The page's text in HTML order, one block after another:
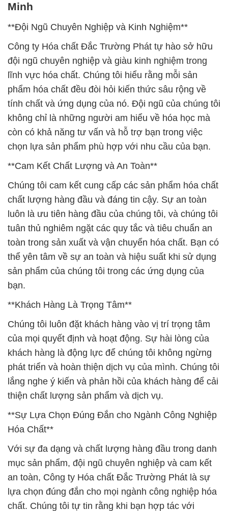
Minh
**Đội Ngũ Chuyên Nghiệp và Kinh Nghiệm**
Công ty Hóa chất Đắc Trường Phát tự hào sở hữu
đội ngũ chuyên nghiệp và giàu kinh nghiệm trong
lĩnh vực hóa chất. Chúng tôi hiểu rằng mỗi sản
phẩm hóa chất đều đòi hỏi kiến thức sâu rộng về
tính chất và ứng dụng của nó. Đội ngũ của chúng tôi
không chỉ là những người am hiểu về hóa học mà
còn có khả năng tư vấn và hỗ trợ bạn trong việc
chọn lựa sản phẩm phù hợp với nhu cầu của bạn.
**Cam Kết Chất Lượng và An Toàn**
Chúng tôi cam kết cung cấp các sản phẩm hóa chất
chất lượng hàng đầu và đáng tin cậy. Sự an toàn
luôn là ưu tiên hàng đầu của chúng tôi, và chúng tôi
tuân thủ nghiêm ngặt các quy tắc và tiêu chuẩn an
toàn trong sản xuất và vận chuyển hóa chất. Bạn có
thể yên tâm về sự an toàn và hiệu suất khi sử dụng
sản phẩm của chúng tôi trong các ứng dụng của
bạn.
**Khách Hàng Là Trọng Tâm**
Chúng tôi luôn đặt khách hàng vào vị trí trọng tâm
của mọi quyết định và hoạt động. Sự hài lòng của
khách hàng là động lực để chúng tôi không ngừng
phát triển và hoàn thiện dịch vụ của mình. Chúng tôi
lắng nghe ý kiến và phản hồi của khách hàng để cải
thiện chất lượng sản phẩm và dịch vụ.
**Sự Lựa Chọn Đúng Đắn cho Ngành Công Nghiệp
Hóa Chất**
Với sự đa dạng và chất lượng hàng đầu trong danh
mục sản phẩm, đội ngũ chuyên nghiệp và cam kết
an toàn, Công ty Hóa chất Đắc Trường Phát là sự
lựa chọn đúng đắn cho mọi ngành công nghiệp hóa
chất. Chúng tôi tự tin rằng khi bạn hợp tác với